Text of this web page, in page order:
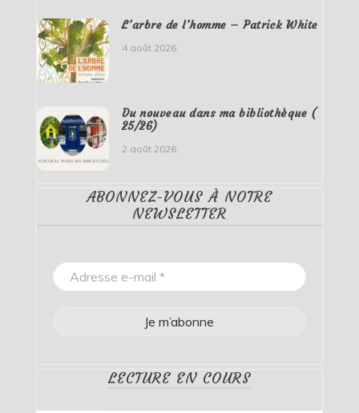
L’arbre de l’homme – Patrick White
4 août 2026
Du nouveau dans ma bibliothèque (
25/26)
2 août 2026
ABONNEZ-VOUS À NOTRE
NEWSLETTER
LECTURE EN COURS